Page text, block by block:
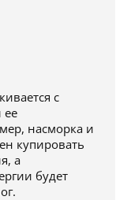
с
ее
насморка и
купировать
а
будет